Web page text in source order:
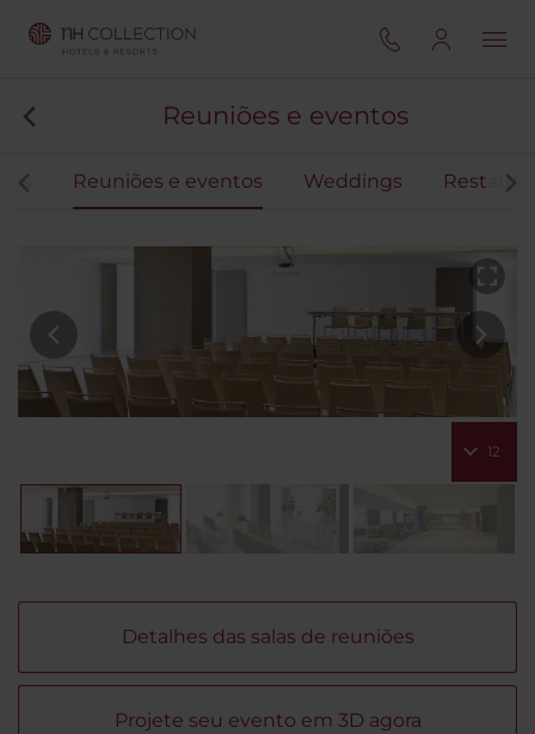
Reuniões e eventos
Reuniões e eventos Weddings
12
Detalhes das salas de reuniões
Projete seu evento em 3D agora